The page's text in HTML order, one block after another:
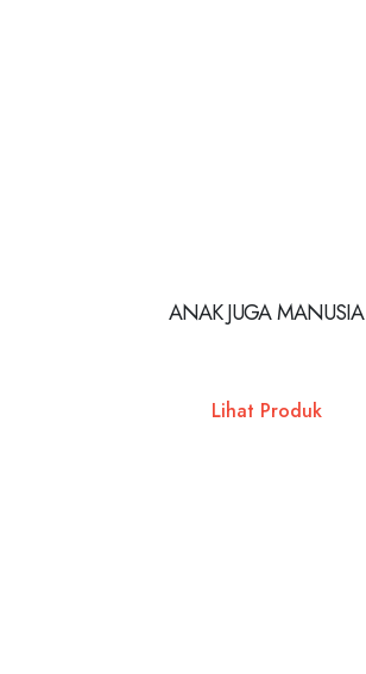
ANAK JUGA MANUSIA
Lihat Produk